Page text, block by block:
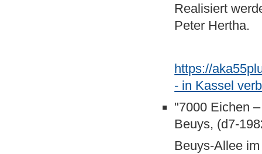
Realisiert
Peter Hertha.
https://
- in Kassel
"7000 Eichen
Beuys, (d7-
Beuys-Allee